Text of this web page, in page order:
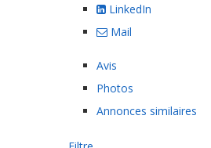
LinkedIn
Mail
Avis
Photos
Annonces similaires